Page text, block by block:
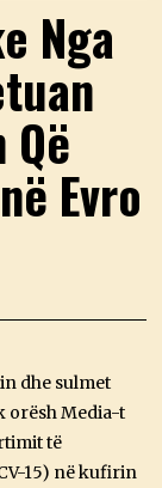
Nga
Që
Evro
dhe sulmet
orësh Media-t
të
15) në kufirin